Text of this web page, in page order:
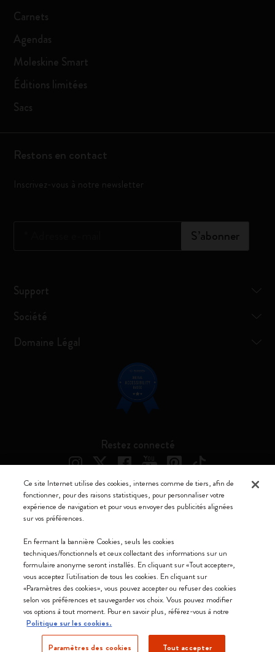
Carnets
Agendas
Moleskine Smart
Éditions limitées
Sacs
Restons en contact
Inscrivez-vous à notre newsletter
S’abonner
Support
Société
Domaine Légal
Restez connecté
Nous acceptons
Moleskine ® est une marque enregistrée de Moleskine Srl a socio unico
Italia - P. IVA / CCIAA n. 07234480965 - REA MI 1945400 - Cap.
Soc. €2.181.513,42
Ce site Internet utilise des cookies, internes comme de tiers, afin de
fonctionner, pour des raisons statistiques, pour personnaliser votre
expérience de navigation et pour vous envoyer des publicités alignées
sur vos préférences.
En fermant la bannière Cookies, seuls les cookies
techniques/fonctionnels et ceux collectant des informations sur un
formulaire anonyme seront installés. En cliquant sur «Tout accepter»,
vous acceptez l'utilisation de tous les cookies. En cliquant sur
«Paramètres des cookies», vous pouvez accepter ou refuser des cookies
selon vos préférences et sauvegarder vos choix. Vous pouvez modifier
vos options à tout moment. Pour en savoir plus, référez-vous à notre
Politique sur les cookies.
Paramètres des cookies Tout accepter